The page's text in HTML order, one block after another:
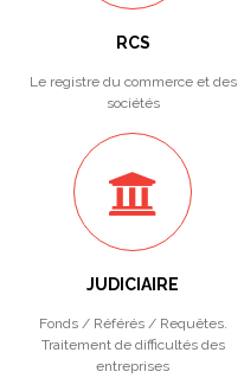
RCS
Le registre du commerce et des
sociétés
JUDICIAIRE
Fonds / Référés / Requêtes.
Traitement de difficultés des
entreprises